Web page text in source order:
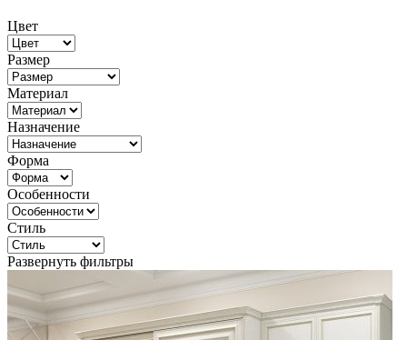
Цвет
Размер
Материал
Назначение
Форма
Особенности
Стиль
Развернуть фильтры